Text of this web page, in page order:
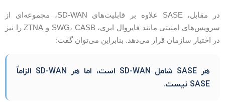
در مقابل، SASE علاوه بر قابلیت‌های SD-WAN، مجموعه‌ای از
سرویس‌های امنیتی مانند فایروال ابری، SWG، CASB و ZTNA را نیز
اختیار سازمان قرار می‌دهد. بنابراین می‌توان گفت:
هر SASE شامل SD-WAN است، اما هر SD-WAN الزاماً
SASE نیست.